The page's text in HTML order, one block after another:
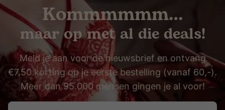
Kommmmmm…
maar op met al die deals!
Meld je aan voor de nieuwsbrief en ontvang
€7,50 korting op je eerste bestelling (vanaf 60,-).
Meer dan 95.000 mensen gingen je al voor!